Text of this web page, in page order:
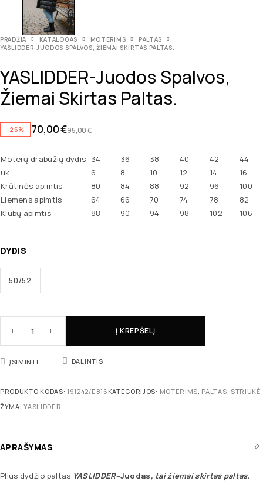
PRADŽIA KATALOGAS MOTERIMS
PALTAS
YASLIDDER-JUODOS SPALVOS, ŽIEMAI SKIRTAS PALTAS.
YASLIDDER-Juodos Spalvos,
Žiemai Skirtas Paltas.
-26% 95,00€
70,00€
Moterų drabužių dydis 34 36 38 40 42
44
uk
6 8 10 12 14
16
Krūtinės apimtis
80 84 88 92 96
100
Liemens apimtis
64 66 70 74 78
82
Klubų apimtis
88 90 94 98 102 106
DYDIS
50/52
Į KREPŠELĮ
ĮSIMINTI DALINTIS
PRODUKTO KODAS: 191242/E816 KATEGORIJOS: MOTERIMS, PALTAS, STRIUKĖ
ŽYMA:YASLIDDER
APRAŠYMAS
Plius dydžio paltas YASLIDDER–Juodas, tai žiemai skirtas paltas.